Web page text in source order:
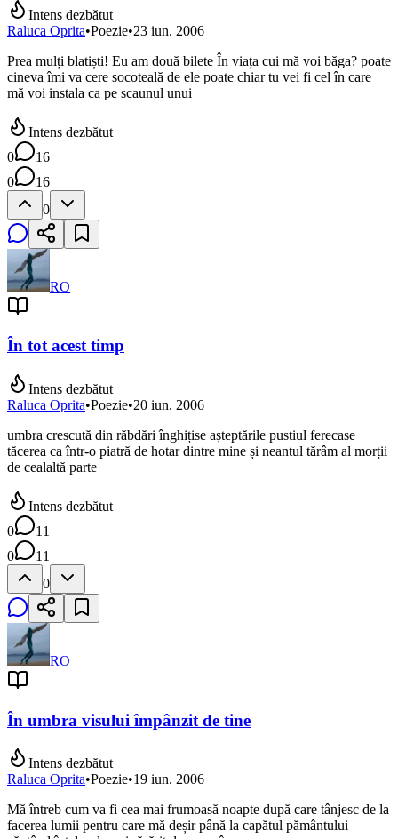
Intens dezbătut
Raluca Oprita•Poezie•23 iun. 2006
Prea mulți blatiști! Eu am două bilete În viața cui mă voi băga? poate
cineva îmi va cere socoteală de ele poate chiar tu vei fi cel în care
mă voi instala ca pe scaunul unui
Intens dezbătut
0
16
0
16
0
RO
În tot acest timp
Intens dezbătut
Raluca Oprita•Poezie•20 iun. 2006
umbra crescută din răbdări înghițise așteptările pustiul ferecase
tăcerea ca într-o piatră de hotar dintre mine și neantul tărâm al morții
de cealaltă parte
Intens dezbătut
0
11
0
11
0
RO
În umbra visului împânzit de tine
Intens dezbătut
Raluca Oprita•Poezie•19 iun. 2006
Mă întreb cum va fi cea mai frumoasă noapte după care tânjesc de la
facerea lumii pentru care mă deșir până la capătul pământului